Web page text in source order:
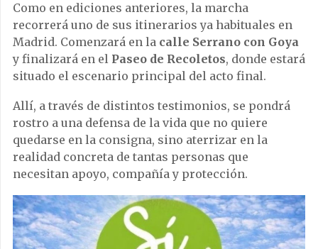
Como en ediciones anteriores, la marcha
recorrerá uno de sus itinerarios ya habituales en
Madrid. Comenzará en la calle Serrano con Goya
y finalizará en el Paseo de Recoletos, donde estará
situado el escenario principal del acto final.
Allí, a través de distintos testimonios, se pondrá
rostro a una defensa de la vida que no quiere
quedarse en la consigna, sino aterrizar en la
realidad concreta de tantas personas que
necesitan apoyo, compañía y protección.